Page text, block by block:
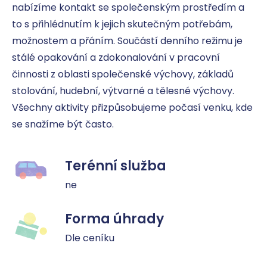
nabízíme kontakt se společenským prostředím a
to s přihlédnutím k jejich skutečným potřebám,
možnostem a přáním. Součástí denního režimu je
stálé opakování a zdokonalování v pracovní
činnosti z oblasti společenské výchovy, základů
stolování, hudební, výtvarné a tělesné výchovy.
Všechny aktivity přizpůsobujeme počasí venku, kde
se snažíme být často.
Terénní služba
ne
Forma úhrady
Dle ceníku